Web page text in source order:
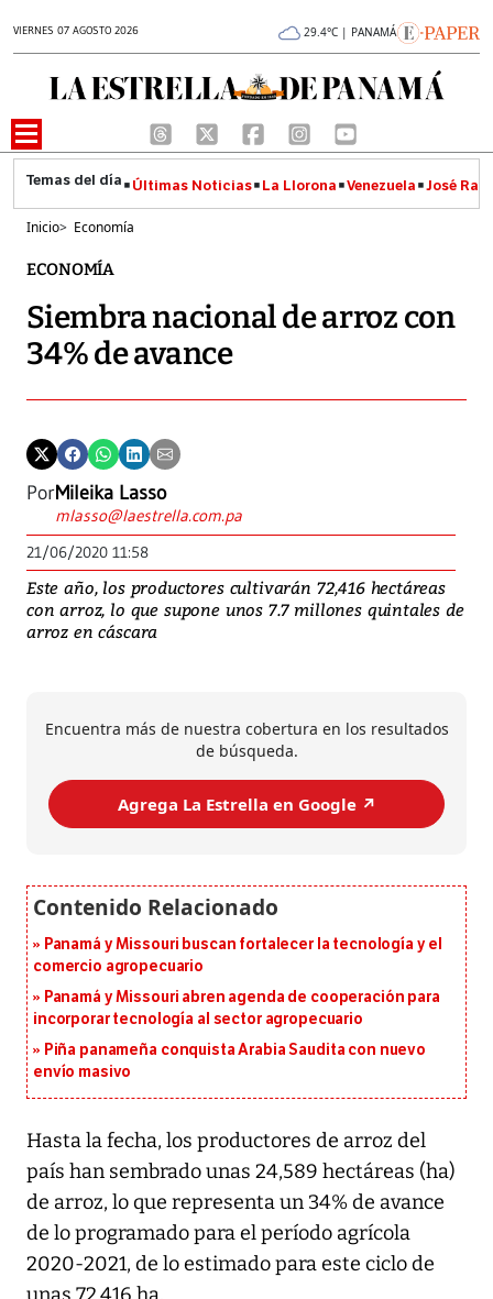
VIERNES 07 AGOSTO 2026 29.4°C | PANAMÁ
Últimas Noticias La Llorona Venezuela José
Inicio> Economía
ECONOMÍA
Siembra nacional de arroz con
34% de avance
PorMileika Lasso
mlasso@laestrella.com.pa
21/06/2020 11:58
Este año, los productores cultivarán 72,416 hectáreas
con arroz, lo que supone unos 7.7 millones quintales de
arroz en cáscara
Encuentra más de nuestra cobertura en los resultados
de búsqueda.
Agrega La Estrella en Google ↗️
Panamá y Missouri buscan fortalecer la tecnología y el
comercio agropecuario
Panamá y Missouri abren agenda de cooperación para
incorporar tecnología al sector agropecuario
Piña panameña conquista Arabia Saudita con nuevo
envío masivo
Hasta la fecha, los productores de arroz del
país han sembrado unas 24,589 hectáreas (ha)
de arroz, lo que representa un 34% de avance
de lo programado para el período agrícola
2020-2021, de lo estimado para este ciclo de